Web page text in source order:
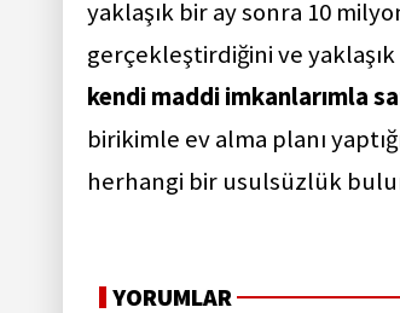
yaklaşık bir ay sonra 10
gerçekleştirdiğini ve yaklaşık
kendi maddi imkanlarımla
birikimle ev alma planı
herhangi bir usulsüzlük
YORUMLAR